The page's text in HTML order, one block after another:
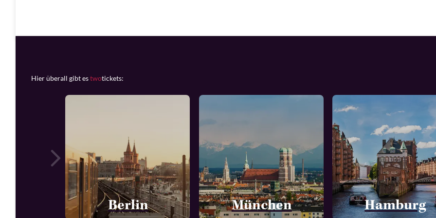
Hier überall gibt estwotickets:
Berlin München Hamburg